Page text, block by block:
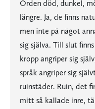
Orden död, dunkel,
längre. Ja, de finns
men inte på något
sig själva. Till slut
kropp angriper sig
språk angriper sig
ruinstäder. Ruin, det
mitt så kallade inre,